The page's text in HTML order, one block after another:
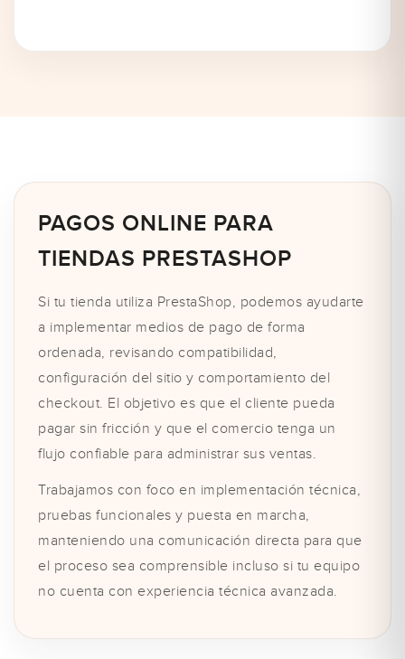
PAGOS ONLINE PARA
TIENDAS PRESTASHOP
Si tu tienda utiliza PrestaShop, podemos ayudarte
a implementar medios de pago de forma
ordenada, revisando compatibilidad,
configuración del sitio y comportamiento del
checkout. El objetivo es que el cliente pueda
pagar sin fricción y que el comercio tenga un
flujo confiable para administrar sus ventas.
Trabajamos con foco en implementación técnica,
pruebas funcionales y puesta en marcha,
manteniendo una comunicación directa para que
el proceso sea comprensible incluso si tu equipo
no cuenta con experiencia técnica avanzada.